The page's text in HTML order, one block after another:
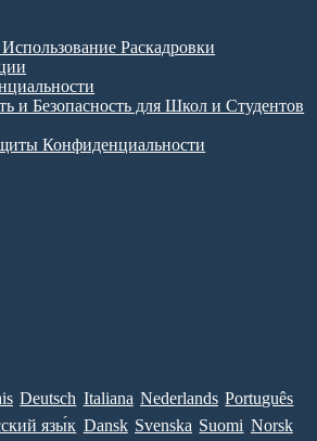
Раскадровки
и Безопасность для Школ и Студентов
Конфиденциальности
Deutsch Italiana Nederlands Português
язы́к Dansk Svenska Suomi Norsk